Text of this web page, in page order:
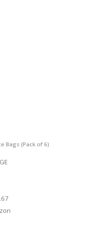
Bags (Pack of 6)